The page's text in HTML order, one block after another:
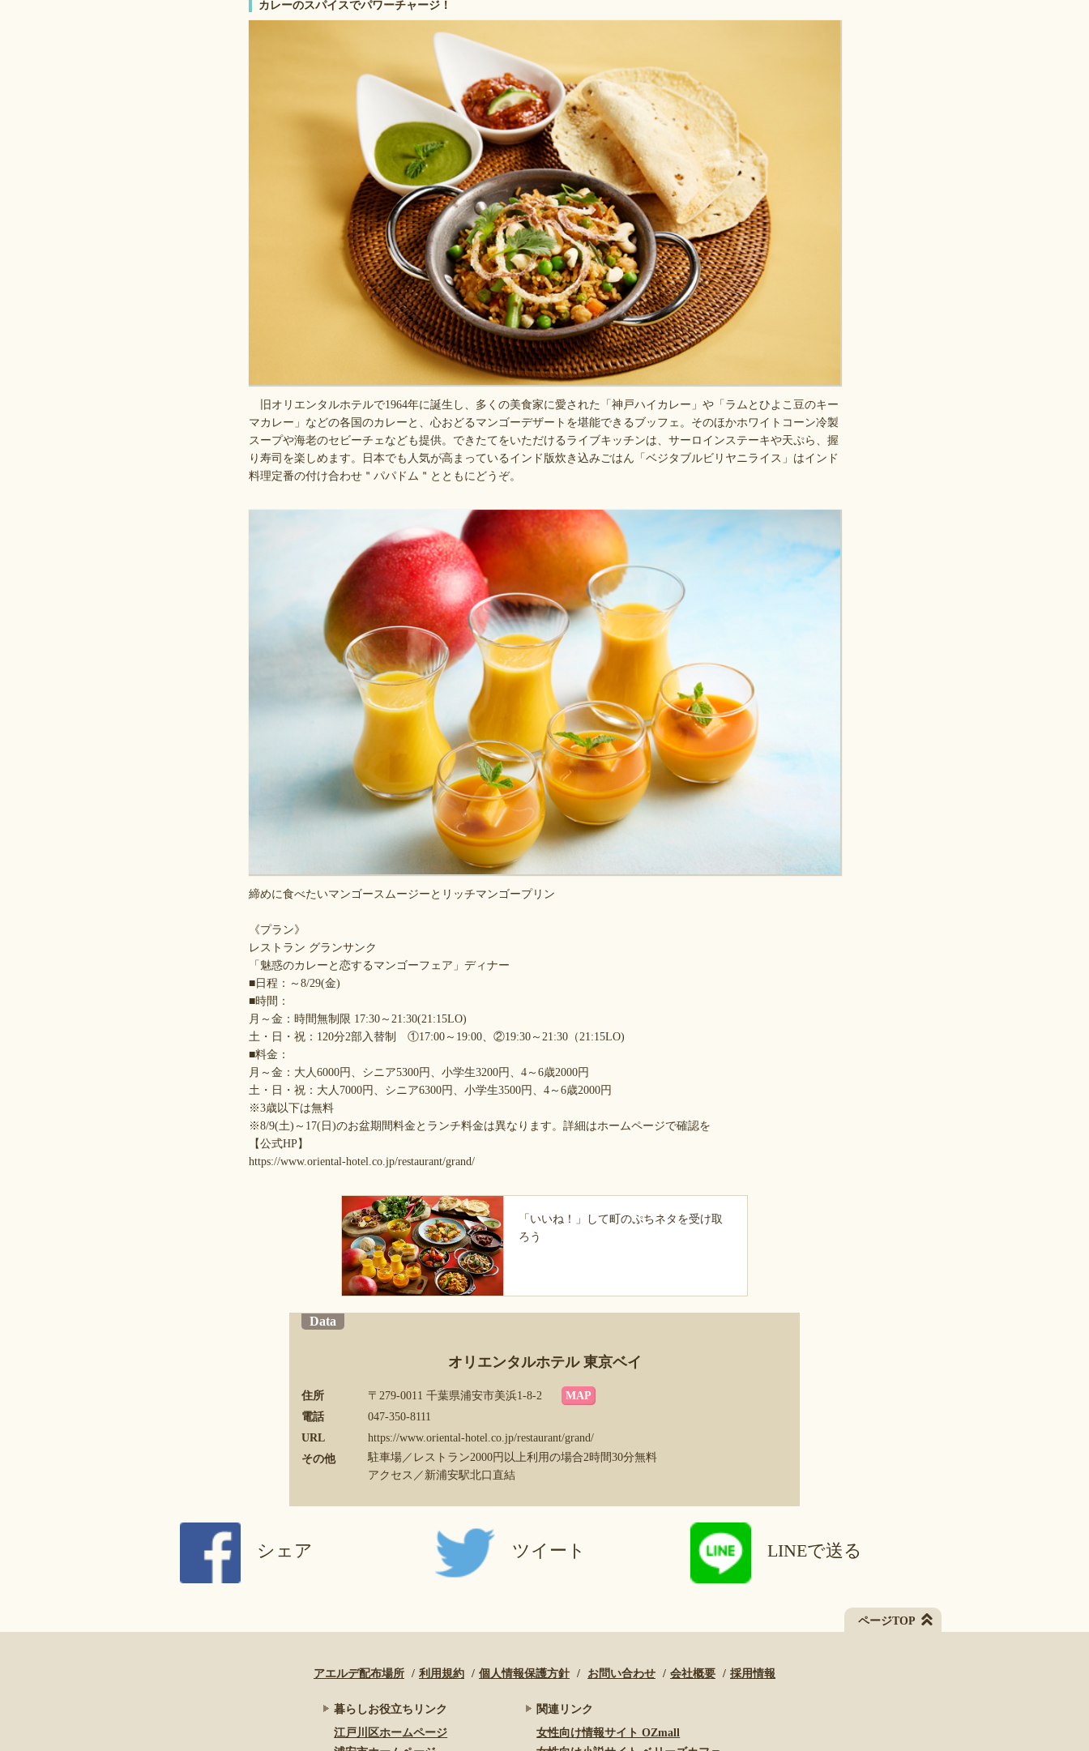
カレーのスパイスでパワーチャージ！
旧オリエンタルホテルで1964年に誕生し、多くの美食家に愛された「神戸ハイカレー」や「ラムとひよこ豆のキー
マカレー」などの各国のカレーと、心おどるマンゴーデザートを堪能できるブッフェ。そのほかホワイトコーン冷製
スープや海老のセビーチェなども提供。できたてをいただけるライブキッチンは、サーロインステーキや天ぷら、握
り寿司を楽しめます。日本でも人気が高まっているインド版炊き込みごはん「ベジタブルビリヤニライス」はインド
料理定番の付け合わせ＂パパドム＂とともにどうぞ。
締めに食べたいマンゴースムージーとリッチマンゴープリン
《プラン》
レストラン グランサンク
「魅惑のカレーと恋するマンゴーフェア」ディナー
■日程：～8/29(金)
■時間：
月～金：時間無制限 17:30～21:30(21:15LO)
土・日・祝：120分2部入替制 ①17:00～19:00、②19:30～21:30（21:15LO)
■料金：
月～金：大人6000円、シニア5300円、小学生3200円、4～6歳2000円
土・日・祝：大人7000円、シニア6300円、小学生3500円、4～6歳2000円
※3歳以下は無料
※8/9(土)～17(日)のお盆期間料金とランチ料金は異なります。詳細はホームページで確認を
【公式HP】
https://www.oriental-hotel.co.jp/restaurant/grand/
「いいね！」して町のぷちネタを受け取
ろう
Data
オリエンタルホテル 東京ベイ
住所 〒279-0011 千葉県浦安市美浜1-8-2
MAP
電話
047-350-8111
URL
https://www.oriental-hotel.co.jp/restaurant/grand/
その他
駐車場／レストラン2000円以上利用の場合2時間30分無料
アクセス／新浦安駅北口直結
シェア ツイート LINEで送る
ページTOP
アエルデ配布場所 利用規約 個人情報保護方針 お問い合わせ 会社概要 採用情報
暮らしお役立ちリンク
江戸川区ホームページ
関連リンク
女性向け情報サイト OZmall